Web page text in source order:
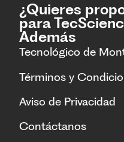
¿Quieres
para
Además
Tecnológico de
Términos y
Aviso de Privacidad
Contáctanos